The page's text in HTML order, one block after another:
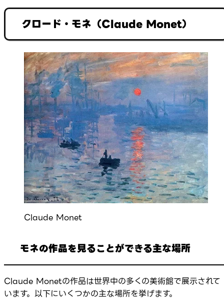
クロード・モネ（Claude Monet）
Claude Monet
モネの作品を見ることができる主な場所
Claude Monetの作品は世界中の多くの美術館で展示されて
います。以下にいくつかの主な場所を挙げます。